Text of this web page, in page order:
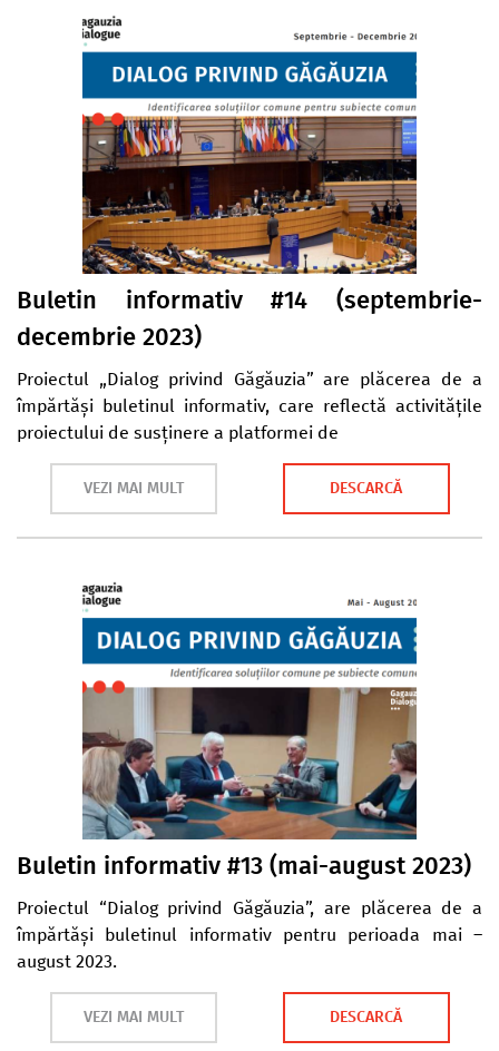
Buletin informativ #14 (septembrie-
decembrie 2023)
Proiectul „Dialog privind Găgăuzia” are plăcerea de a
împărtăși buletinul informativ, care reflectă activitățile
proiectului de susținere a platformei de
VEZI MAI MULT DESCARCĂ
Buletin informativ #13 (mai-august 2023)
Proiectul “Dialog privind Găgăuzia”, are plăcerea de a
împărtăși buletinul informativ pentru perioada mai –
august 2023.
VEZI MAI MULT DESCARCĂ